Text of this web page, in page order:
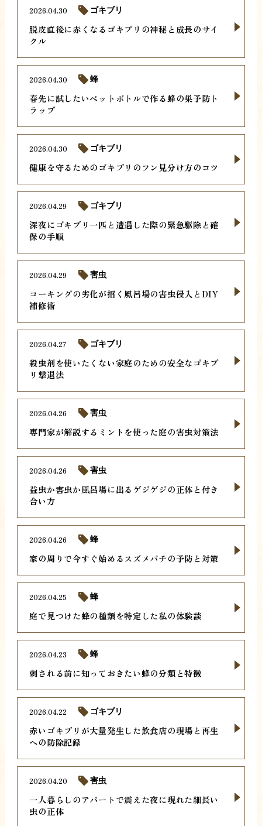
脱皮直後に赤くなるゴキブリの神秘と成長のサイ
クル
2026.04.30 ゴキブリ
春先に試したいペットボトルで作る蜂の巣予防ト
ラップ
2026.04.30 蜂
健康を守るためのゴキブリのフン見分け方のコツ
2026.04.30 ゴキブリ
深夜にゴキブリ一匹と遭遇した際の緊急駆除と確
保の手順
2026.04.29 ゴキブリ
コーキングの劣化が招く風呂場の害虫侵入とDIY
補修術
2026.04.29 害虫
殺虫剤を使いたくない家庭のための安全なゴキブ
リ撃退法
2026.04.27 ゴキブリ
専門家が解説するミントを使った庭の害虫対策法
2026.04.26 害虫
益虫か害虫か風呂場に出るゲジゲジの正体と付き
合い方
2026.04.26 害虫
家の周りで今すぐ始めるスズメバチの予防と対策
2026.04.26 蜂
庭で見つけた蜂の種類を特定した私の体験談
2026.04.25 蜂
刺される前に知っておきたい蜂の分類と特徴
2026.04.23 蜂
赤いゴキブリが大量発生した飲食店の現場と再生
への防除記録
2026.04.22 ゴキブリ
一人暮らしのアパートで震えた夜に現れた細長い
虫の正体
2026.04.20 害虫